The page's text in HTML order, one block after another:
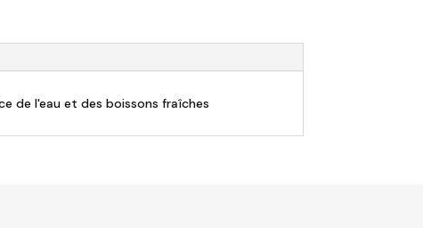
de l'eau et des boissons fraîches